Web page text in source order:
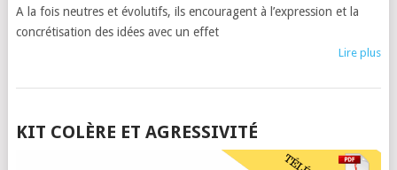
A la fois neutres et évolutifs, ils encouragent à l’expression et la
concrétisation des idées avec un effet
Lire plus
POSTS
KIT COLÈRE ET AGRESSIVITÉ